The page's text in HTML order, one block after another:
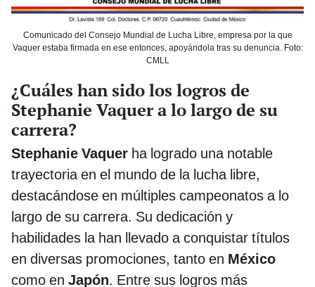
Comunicado del Consejo Mundial de Lucha Libre, empresa por la que
Vaquer estaba firmada en ese entonces, apoyándola tras su denuncia. Foto:
CMLL
¿Cuáles han sido los logros de
Stephanie Vaquer a lo largo de su
carrera?
Stephanie Vaquer ha logrado una notable
trayectoria en el mundo de la lucha libre,
destacándose en múltiples campeonatos a lo
largo de su carrera. Su dedicación y
habilidades la han llevado a conquistar títulos
en diversas promociones, tanto en México
como en Japón. Entre sus logros más